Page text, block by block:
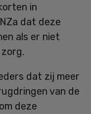
in
dat deze
als er niet
dat zij meer
van de
deze